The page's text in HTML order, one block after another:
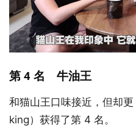
第 4 名 牛油王
和猫山王口味接近，但却
king）获得了第 4 名。